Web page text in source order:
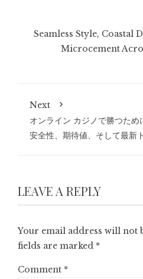
Seamless Style, Coastal
Microcement
Next
オンライン カジノで勝つため
安全性、期待値、そして最新
LEAVE A REPLY
Your email address will not
fields are marked *
Comment *